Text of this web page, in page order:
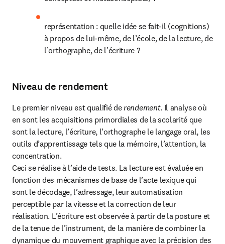
représentation : quelle idée se fait-il (cognitions)
à propos de lui-même, de l’école, de la lecture, de
l’orthographe, de l’écriture ?
Niveau de rendement
Le premier niveau est qualifié de rendement. Il analyse où
en sont les acquisitions primordiales de la scolarité que
sont la lecture, l’écriture, l’orthographe le langage oral, les
outils d’apprentissage tels que la mémoire, l’attention, la
concentration.
Ceci se réalise à l’aide de tests. La lecture est évaluée en
fonction des mécanismes de base de l’acte lexique qui
sont le décodage, l’adressage, leur automatisation
perceptible par la vitesse et la correction de leur
réalisation. L’écriture est observée à partir de la posture et
de la tenue de l’instrument, de la manière de combiner la
dynamique du mouvement graphique avec la précision des